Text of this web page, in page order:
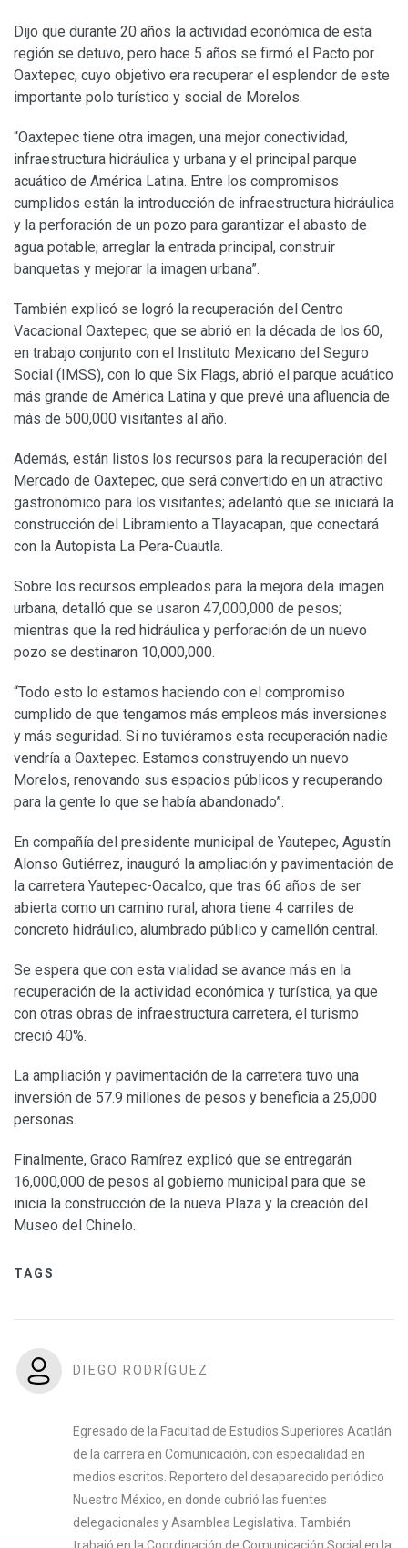
Dijo que durante 20 años la actividad económica de esta
región se detuvo, pero hace 5 años se firmó el Pacto por
Oaxtepec, cuyo objetivo era recuperar el esplendor de este
importante polo turístico y social de Morelos.
“Oaxtepec tiene otra imagen, una mejor conectividad,
infraestructura hidráulica y urbana y el principal parque
acuático de América Latina. Entre los compromisos
cumplidos están la introducción de infraestructura hidráulica
y la perforación de un pozo para garantizar el abasto de
agua potable; arreglar la entrada principal, construir
banquetas y mejorar la imagen urbana”.
También explicó se logró la recuperación del Centro
Vacacional Oaxtepec, que se abrió en la década de los 60,
en trabajo conjunto con el Instituto Mexicano del Seguro
Social (IMSS), con lo que Six Flags, abrió el parque acuático
más grande de América Latina y que prevé una afluencia de
más de 500,000 visitantes al año.
Además, están listos los recursos para la recuperación del
Mercado de Oaxtepec, que será convertido en un atractivo
gastronómico para los visitantes; adelantó que se iniciará la
construcción del Libramiento a Tlayacapan, que conectará
con la Autopista La Pera-Cuautla.
Sobre los recursos empleados para la mejora dela imagen
urbana, detalló que se usaron 47,000,000 de pesos;
mientras que la red hidráulica y perforación de un nuevo
pozo se destinaron 10,000,000.
“Todo esto lo estamos haciendo con el compromiso
cumplido de que tengamos más empleos más inversiones
y más seguridad. Si no tuviéramos esta recuperación nadie
vendría a Oaxtepec. Estamos construyendo un nuevo
Morelos, renovando sus espacios públicos y recuperando
para la gente lo que se había abandonado”.
En compañía del presidente municipal de Yautepec, Agustín
Alonso Gutiérrez, inauguró la ampliación y pavimentación de
la carretera Yautepec-Oacalco, que tras 66 años de ser
abierta como un camino rural, ahora tiene 4 carriles de
concreto hidráulico, alumbrado público y camellón central.
Se espera que con esta vialidad se avance más en la
recuperación de la actividad económica y turística, ya que
con otras obras de infraestructura carretera, el turismo
creció 40%.
La ampliación y pavimentación de la carretera tuvo una
inversión de 57.9 millones de pesos y beneficia a 25,000
personas.
Finalmente, Graco Ramírez explicó que se entregarán
16,000,000 de pesos al gobierno municipal para que se
inicia la construcción de la nueva Plaza y la creación del
Museo del Chinelo.
TAGS
DIEGO RODRÍGUEZ
Egresado de la Facultad de Estudios Superiores Acatlán
de la carrera en Comunicación, con especialidad en
medios escritos. Reportero del desaparecido periódico
Nuestro México, en donde cubrió las fuentes
delegacionales y Asamblea Legislativa. También